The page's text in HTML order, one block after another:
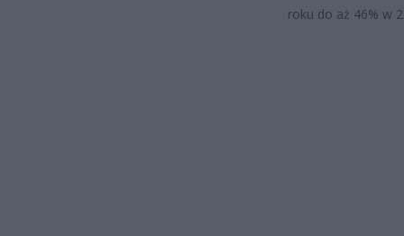
roku do aż 46% w